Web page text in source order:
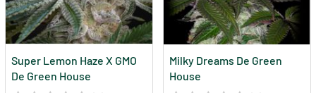
Super Lemon Haze X GMO
De Green House
Milky Dreams De Green
House